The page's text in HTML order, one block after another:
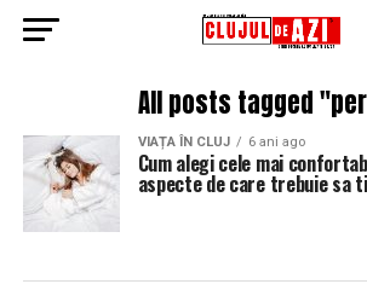
All posts tagged
VIAȚA ÎN CLUJ 6 ani ago
Cum alegi cele mai
aspecte de care trebuie sa